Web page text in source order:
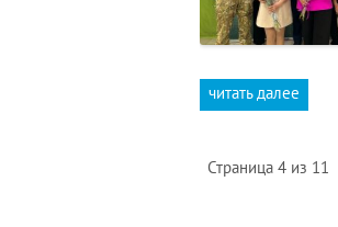
читать далее
Страница 4 из 11